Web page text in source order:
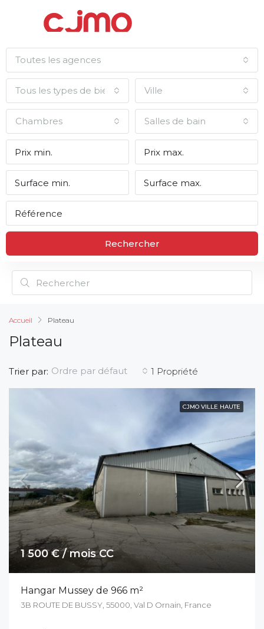
Toutes les agences
Tous les types de biens Ville
Chambres Salles de bain
Rechercher
Accueil Plateau
Plateau
1 Propriété
Trier par: Ordre par défaut
CJMO VILLE HAUTE
1 500 € / mois CC
Hangar Mussey de 966 m²
3B ROUTE DE BUSSY, 55000, Val D Ornain, France